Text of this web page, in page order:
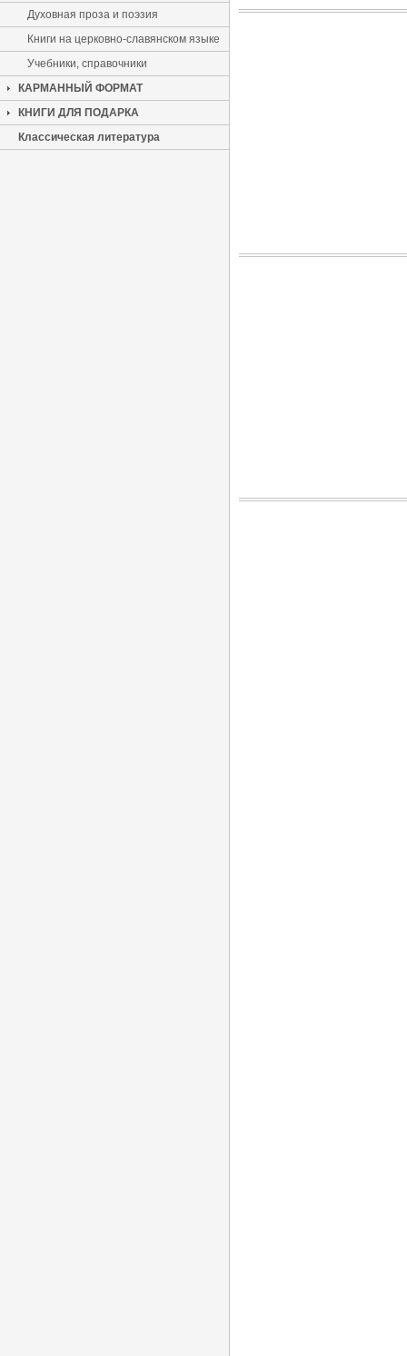
Духовная проза и поэзия
Книги на церковно-славянском языке
Учебники, справочники
КАРМАННЫЙ ФОРМАТ
КНИГИ ДЛЯ ПОДАРКА
Классическая литература